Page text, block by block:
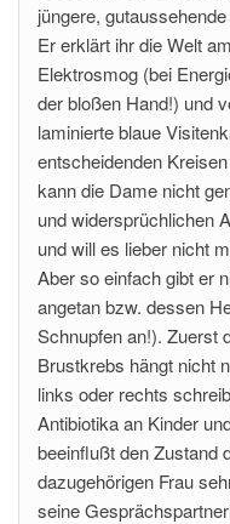
jüngere,
Er erklärt ihr die Welt
Elektrosmog (bei
der bloßen Hand!) und
laminierte blaue
entscheidenden
kann die Dame nicht
und widersprüchlichen
und will es lieber nicht
Aber so einfach gibt er
angetan bzw. dessen
Schnupfen an!). Zuerst
Brustkrebs hängt nicht
links oder rechts
Antibiotika an Kinder
beeinflußt den Zustand
dazugehörigen Frau
seine